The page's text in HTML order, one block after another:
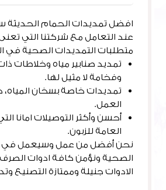
افضل تمديدات الحمام
عند التعامل مع شركتنا التي
متطلبات التمديدات الصحية في
تمديد صنابير مياه وخلاطات
وفخامة لا مثيل لها.
تمديدات خاصة بسخان المياه،
العمل.
أحسن وأكثر التوصيلات امانا
العامة للزبون.
نحن أفضل من عمل وسيعمل في
الصحية ونؤمن كافة ادوات
الادوات جنيلة وممتازة التصنيع